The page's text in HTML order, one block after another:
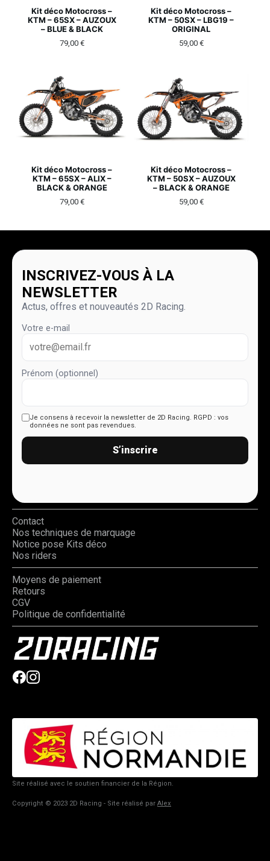
Kit déco Motocross –
KTM – 65SX – AUZOUX
– BLUE & BLACK
79,00 €
Kit déco Motocross –
KTM – 50SX – LBG19 –
ORIGINAL
59,00 €
Kit déco Motocross –
KTM – 65SX – ALIX –
BLACK & ORANGE
79,00 €
Kit déco Motocross –
KTM – 50SX – AUZOUX
– BLACK & ORANGE
59,00 €
INSCRIVEZ-VOUS À LA
NEWSLETTER
Actus, offres et nouveautés 2D Racing.
Votre e-mail
Prénom (optionnel)
Je consens à recevoir la newsletter de 2D Racing. RGPD : vos
données ne sont pas revendues.
S’inscrire
Contact
Nos techniques de marquage
Notice pose Kits déco
Nos riders
Moyens de paiement
Retours
CGV
Politique de confidentialité
Site réalisé avec le soutien financier de la Région.
Copyright © 2023 2D Racing - Site réalisé par Alex